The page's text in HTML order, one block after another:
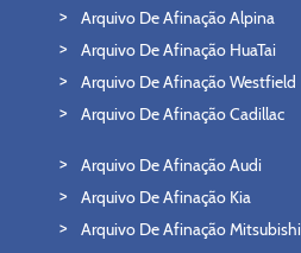
Arquivo De Afinação Alpina
Arquivo De Afinação HuaTai
Arquivo De Afinação Westfield
Arquivo De Afinação Cadillac
Arquivo De Afinação Audi
Arquivo De Afinação Kia
Arquivo De Afinação Mitsubishi